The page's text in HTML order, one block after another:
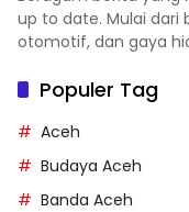
up to date. Mulai dari
otomotif, dan gaya
Populer Tag
Aceh
Budaya Aceh
Banda Aceh